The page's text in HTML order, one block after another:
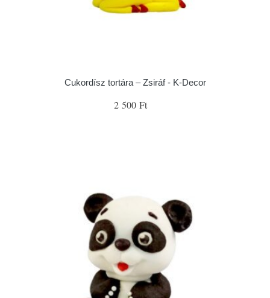
Cukordísz tortára – Zsiráf - K-Decor
2 500 Ft